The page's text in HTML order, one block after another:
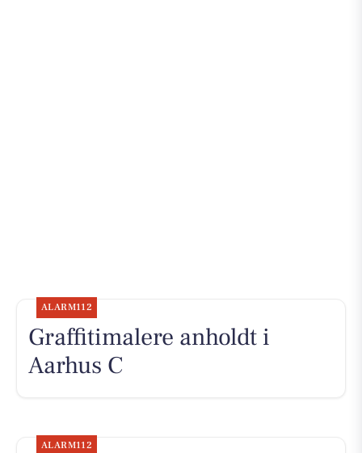
ALARM112
Graffitimalere anholdt i
Aarhus C
ALARM112